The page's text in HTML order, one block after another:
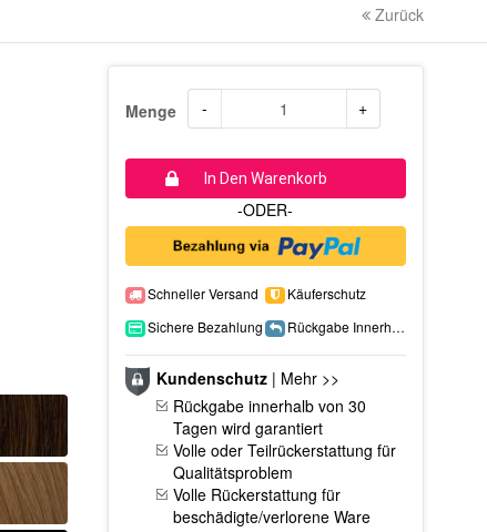
Zurück
Menge - +
In Den Warenkorb
-ODER-
Schneller Versand
Käuferschutz
Sichere Bezahlung
Rückgabe Innerhalb 15 Tage
Kundenschutz| Mehr >>
Rückgabe innerhalb von 30
Tagen wird garantiert
Volle oder Teilrückerstattung für
Qualitätsproblem
Volle Rückerstattung für
beschädigte/verlorene Ware